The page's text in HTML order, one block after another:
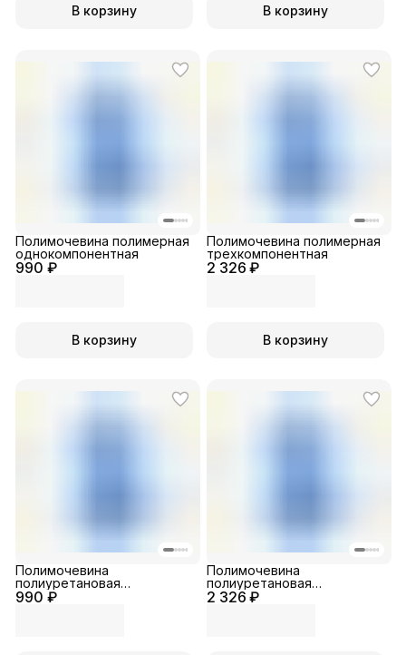
В корзину В корзину
990 ₽
Полимочевина полимерная
однокомпонентная
В корзину
2 326 ₽
Полимочевина полимерная
трехкомпонентная
В корзину
990 ₽
Полимочевина
полиуретановая
однокомпонентная
2 326 ₽
Полимочевина
полиуретановая
трехкомпонентная